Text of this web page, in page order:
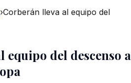
›Corberán lleva al equipo del
equipo del descenso a